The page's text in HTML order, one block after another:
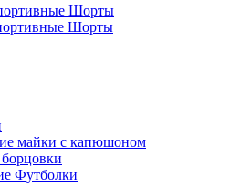
Шорты
Шорты
майки с капюшоном
Футболки